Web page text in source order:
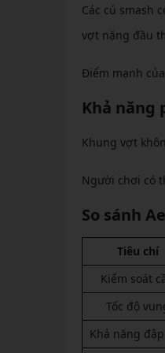
Các cú smash
vợt nặng đầu
Điểm mạnh
Khả năng
Khung vợt
Người chơi có
So sánh
Tiêu chí
Kiểm soát
Tốc độ
Khả năng